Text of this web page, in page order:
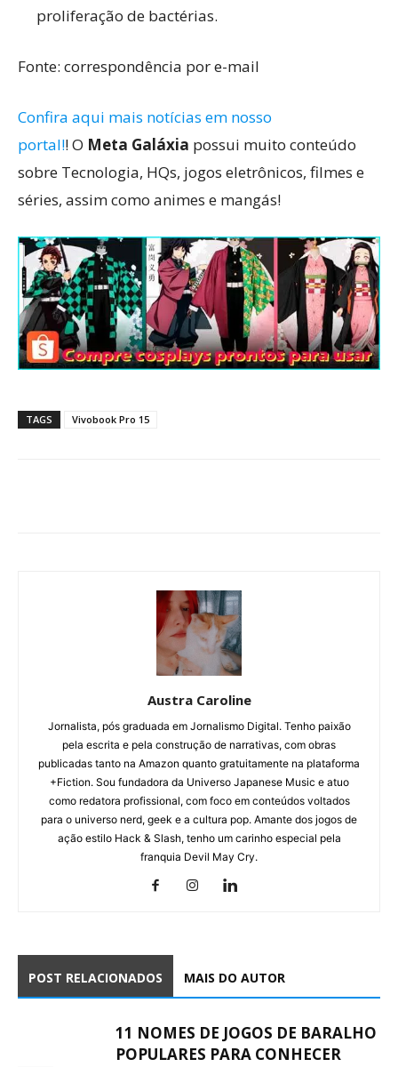
proliferação de bactérias.
Fonte: correspondência por e-mail
Confira aqui mais notícias em nosso
portal!! O Meta Galáxia possui muito conteúdo
sobre Tecnologia, HQs, jogos eletrônicos, filmes e
séries, assim como animes e mangás!
TAGS Vivobook Pro 15
Austra Caroline
Jornalista, pós graduada em Jornalismo Digital. Tenho paixão
pela escrita e pela construção de narrativas, com obras
publicadas tanto na Amazon quanto gratuitamente na plataforma
+Fiction. Sou fundadora da Universo Japanese Music e atuo
como redatora profissional, com foco em conteúdos voltados
para o universo nerd, geek e a cultura pop. Amante dos jogos de
ação estilo Hack & Slash, tenho um carinho especial pela
franquia Devil May Cry.
POST RELACIONADOS MAIS DO AUTOR
11 NOMES DE JOGOS DE BARALHO
POPULARES PARA CONHECER